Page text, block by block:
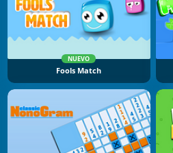
NUEVO
Fools Match